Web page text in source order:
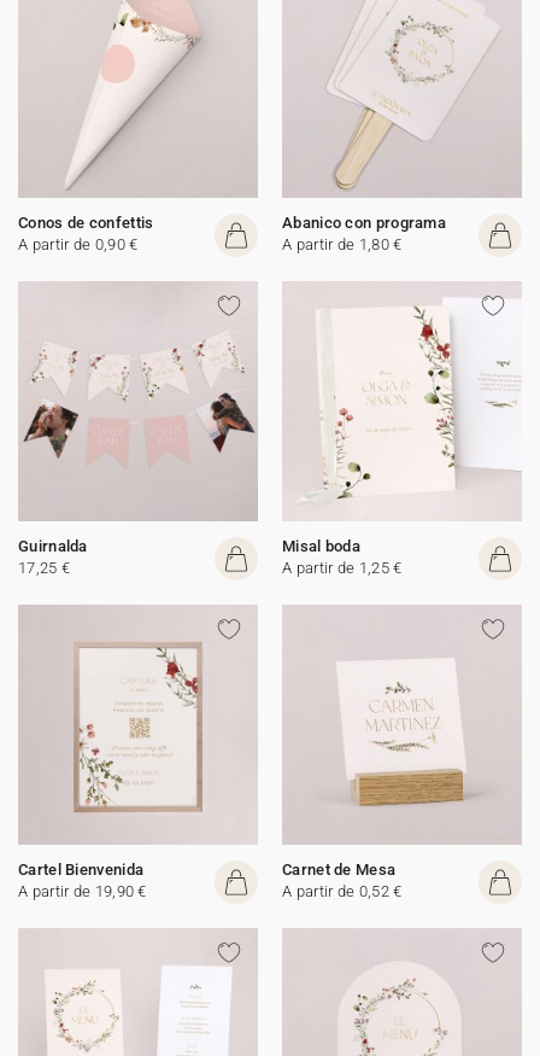
Conos de confettis
A partir de 0,90 €
Abanico con programa
A partir de 1,80 €
Guirnalda
17,25 €
Misal boda
A partir de 1,25 €
Cartel Bienvenida
A partir de 19,90 €
Carnet de Mesa
A partir de 0,52 €